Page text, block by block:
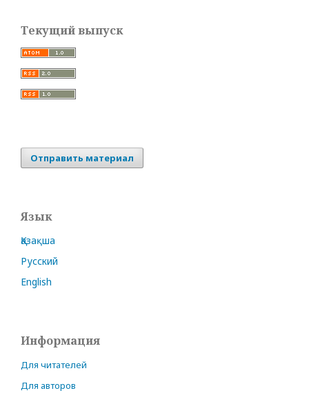
Текущий выпуск
Отправить материал
Язык
Қазақша
Русский
English
Информация
Для читателей
Для авторов